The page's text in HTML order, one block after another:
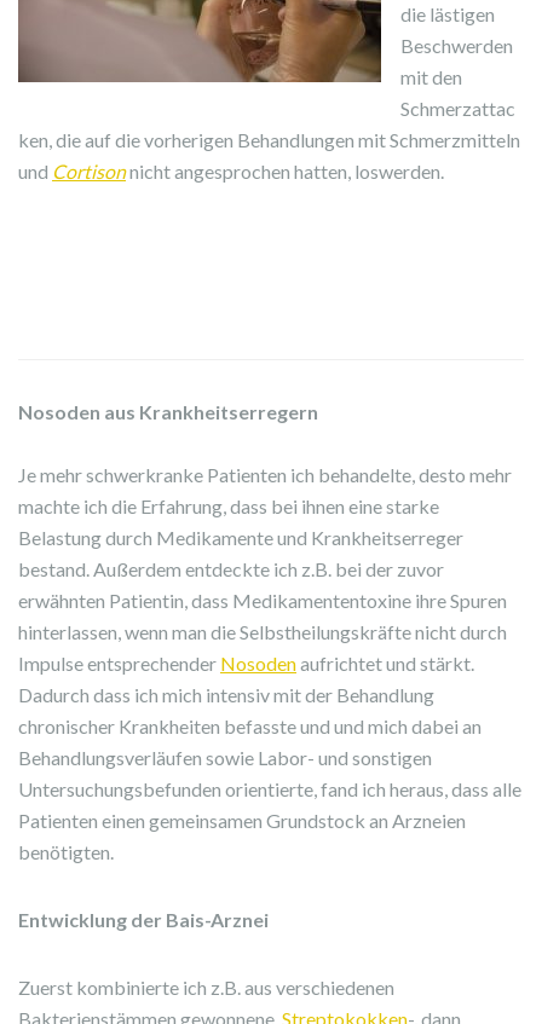
die lästigen
Beschwerden
mit den
Schmerzattac
ken, die auf die vorherigen Behandlungen mit Schmerzmitteln
und Cortisonnicht angesprochen hatten, loswerden.
Nosoden aus Krankheitserregern
Je mehr schwerkranke Patienten ich behandelte, desto mehr
machte ich die Erfahrung, dass bei ihnen eine starke
Belastung durch Medikamente und Krankheitserreger
bestand. Außerdem entdeckte ich z.B. bei der zuvor
erwähnten Patientin, dass Medikamententoxine ihre Spuren
hinterlassen, wenn man die Selbstheilungskräfte nicht durch
Impulse entsprechender Nosodenaufrichtet und stärkt.
Dadurch dass ich mich intensiv mit der Behandlung
chronischer Krankheiten befasste und und mich dabei an
Behandlungsverläufen sowie Labor- und sonstigen
Untersuchungsbefunden orientierte, fand ich heraus, dass alle
Patienten einen gemeinsamen Grundstock an Arzneien
benötigten.
Entwicklung der Bais-Arznei
Zuerst kombinierte ich z.B. aus verschiedenen
Bakterienstämmen gewonnene Streptokokken-, dann